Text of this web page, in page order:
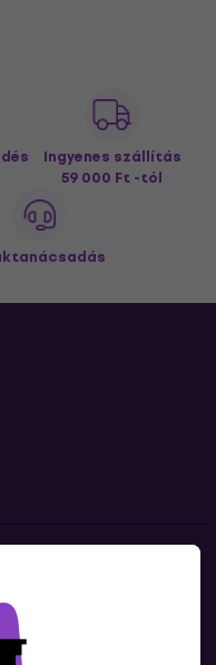
Ingyenes szállítás
59 000 Ft -tól
velünk